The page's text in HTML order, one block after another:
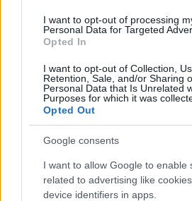
I want to opt-out of processing
Personal Data for Targeted
Opted In
I want to opt-out of Collection,
Retention, Sale, and/or Sharing
Personal Data that Is Unrelated
Purposes for which it was
Opted Out
Google consents
I want to allow Google to enable
related to advertising like
device identifiers in apps.
πλατείας για την
παραστάσεων που θα ανέβουν
κατά τη χειμερινή περίοδο
Σημειώνεται, ότι οι πάροχοι
αίτηση για πολλά θέατρα
ΔΥΠΑ. Τα δικαιολογητικά
επισυνάπτονται στις
περισσότερες πληροφορίες, οι
μπορούν να επισκεφθούν την
διεύθυνση ΕΔΩ